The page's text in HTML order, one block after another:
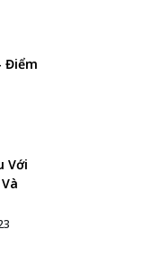
Điểm
Với